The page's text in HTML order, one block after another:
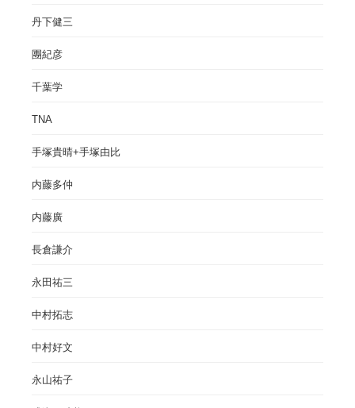
丹下健三
團紀彦
千葉学
TNA
手塚貴晴+手塚由比
内藤多仲
内藤廣
長倉謙介
永田祐三
中村拓志
中村好文
永山祐子